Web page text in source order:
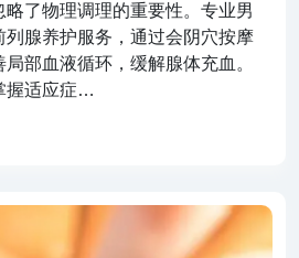
了物理调理的重要性。专业男
列腺养护服务，通过会阴穴按摩
部血液循环，缓解腺体充血。
握适应症…